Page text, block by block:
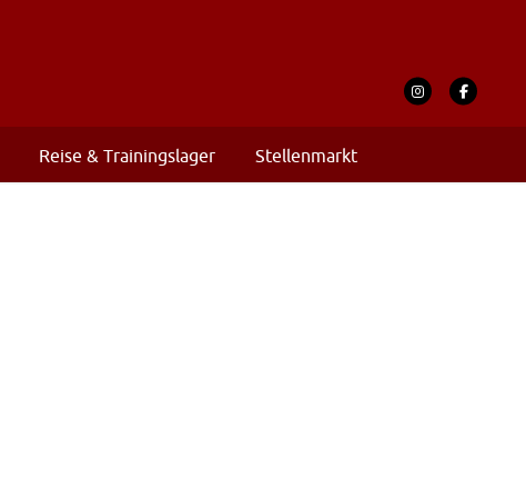
Reise & Trainingslager Stellenmarkt